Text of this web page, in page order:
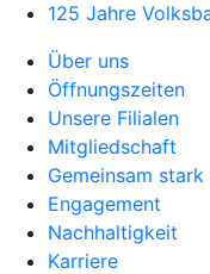
125 Jahre
Über uns
Öffnungszeiten
Unsere Filialen
Mitgliedschaft
Gemeinsam
Engagement
Nachhaltigkeit
Karriere